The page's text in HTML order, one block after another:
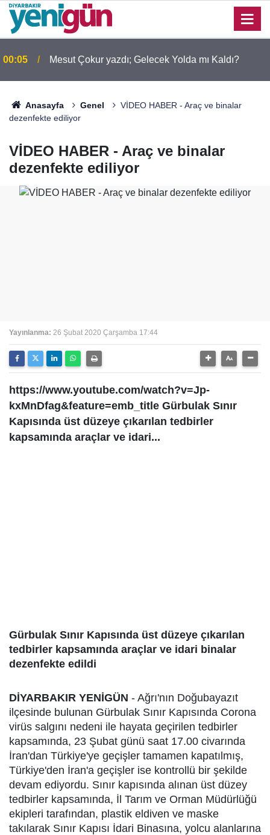
00:01
Barış Ünal yazdı; Silahlar susarsa gelecek konuşur
Anasayfa Genel
VİDEO HABER - Araç ve binalar
dezenfekte ediliyor
VİDEO HABER - Araç ve binalar
dezenfekte ediliyor
Yayınlanma: 26 Şubat 2020 Çarşamba 17:44
https://www.youtube.com/watch?v=Jp-
kxMnDfag&feature=emb_title Gürbulak Sınır
Kapısında üst düzeye çıkarılan tedbirler
kapsamında araçlar ve idari...
Gürbulak Sınır Kapısında üst düzeye çıkarılan
tedbirler kapsamında araçlar ve idari binalar
dezenfekte edildi
DİYARBAKIR YENİGÜN - Ağrı'nın Doğubayazıt
ilçesinde bulunan Gürbulak Sınır Kapısında Corona
virüs salgını nedeni ile hayata geçirilen tedbirler
kapsamında, 23 Şubat günü saat 17.00 civarında
İran'dan Türkiye'ye geçişler tamamen kapatılmış,
Türkiye'den İran'a geçişler ise kontrollü bir şekilde
devam ediyordu. Sınır kapısında alınan üst düzey
tedbirler kapsamında, İl Tarım ve Orman Müdürlüğü
ekipleri tarafından, plastik eldiven ve maske
takılarak Sınır Kapısı İdari Binasına, yolcu alanlarına